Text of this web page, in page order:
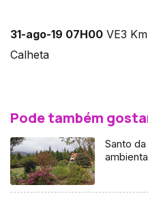
31-ago-19 07H00 VE3
Calheta
Pode também
Santo